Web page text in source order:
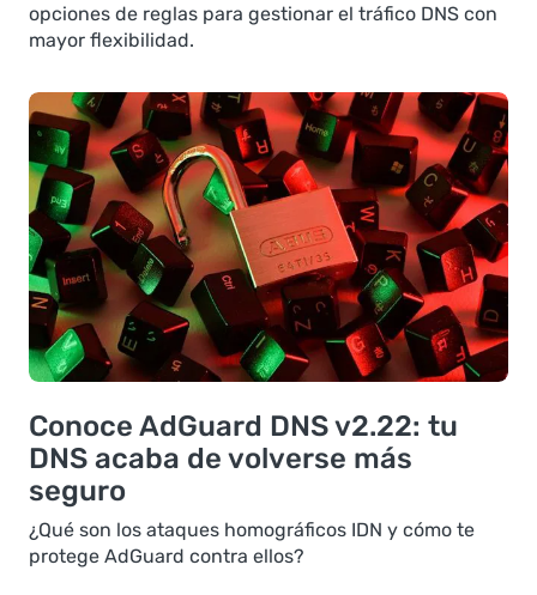
opciones de reglas para gestionar el tráfico DNS con
mayor flexibilidad.
Conoce AdGuard DNS v2.22: tu
DNS acaba de volverse más
seguro
¿Qué son los ataques homográficos IDN y cómo te
protege AdGuard contra ellos?